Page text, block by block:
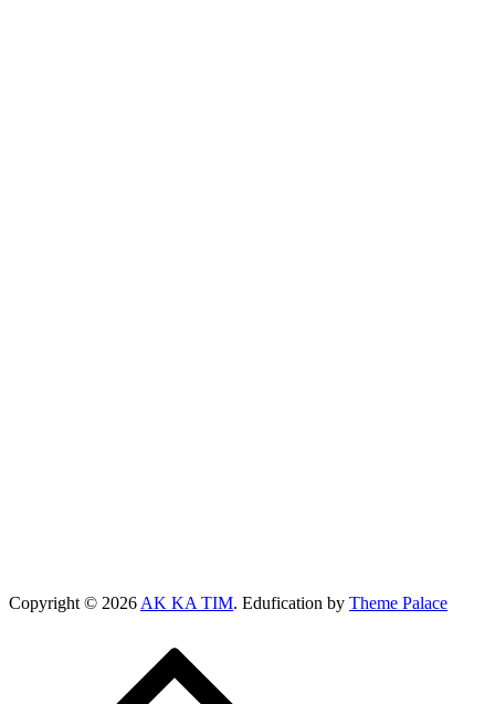
Copyright © 2026 AK KA TIM. Edufication by Theme Palace